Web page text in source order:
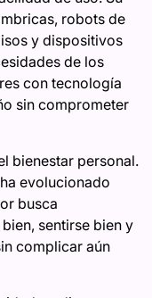
robots de
y dispositivos
de los
con tecnología
sin comprometer
bienestar personal.
evolucionado
busca
sentirse bien y
complicar aún